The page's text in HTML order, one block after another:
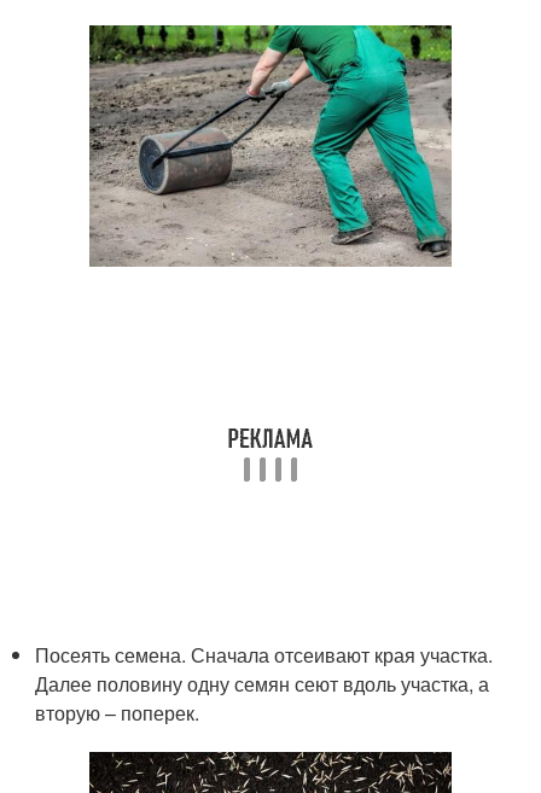
Посеять семена. Сначала отсеивают края участка.
Далее половину одну семян сеют вдоль участка, а
вторую – поперек.